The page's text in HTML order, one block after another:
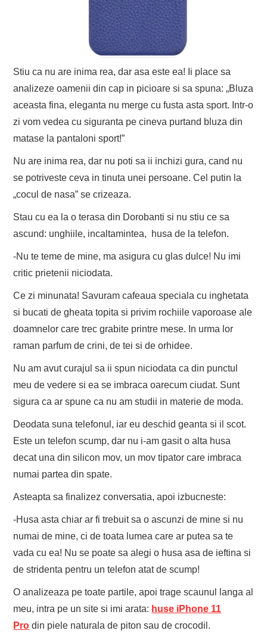
Stiu ca nu are inima rea, dar asa este ea! Ii place sa
analizeze oamenii din cap in picioare si sa spuna: „Bluza
aceasta fina, eleganta nu merge cu fusta asta sport. Intr-o
zi vom vedea cu siguranta pe cineva purtand bluza din
matase la pantaloni sport!”
Nu are inima rea, dar nu poti sa ii inchizi gura, cand nu
se potriveste ceva in tinuta unei persoane. Cel putin la
„cocul de nasa” se crizeaza.
Stau cu ea la o terasa din Dorobanti si nu stiu ce sa
ascund: unghiile, incaltamintea, husa de la telefon.
-Nu te teme de mine, ma asigura cu glas dulce! Nu imi
critic prietenii niciodata.
Ce zi minunata! Savuram cafeaua speciala cu inghetata
si bucati de gheata topita si privim rochiile vaporoase ale
doamnelor care trec grabite printre mese. In urma lor
raman parfum de crini, de tei si de orhidee.
Nu am avut curajul sa ii spun niciodata ca din punctul
meu de vedere si ea se imbraca oarecum ciudat. Sunt
sigura ca ar spune ca nu am studii in materie de moda.
Deodata suna telefonul, iar eu deschid geanta si il scot.
Este un telefon scump, dar nu i-am gasit o alta husa
decat una din silicon mov, un mov tipator care imbraca
numai partea din spate.
Asteapta sa finalizez conversatia, apoi izbucneste:
-Husa asta chiar ar fi trebuit sa o ascunzi de mine si nu
numai de mine, ci de toata lumea care ar putea sa te
vada cu ea! Nu se poate sa alegi o husa asa de ieftina si
de stridenta pentru un telefon atat de scump!
O analizeaza pe toate partile, apoi trage scaunul langa al
meu, intra pe un site si imi arata: huse iPhone 11
Pro din piele naturala de piton sau de crocodil.